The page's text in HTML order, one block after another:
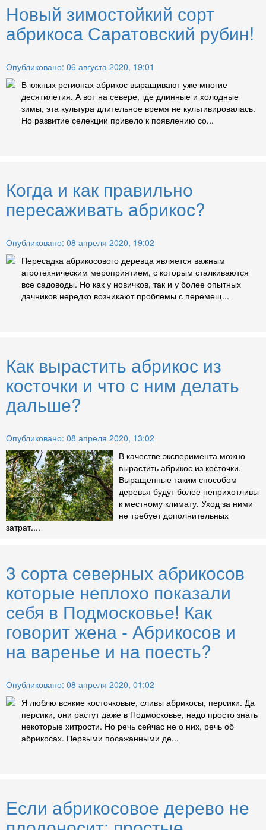
Новый зимостойкий сорт
абрикоса Саратовский рубин!
Опубликовано: 06 августа 2020, 19:01
В южных регионах абрикос выращивают уже многие
десятилетия. А вот на севере, где длинные и холодные
зимы, эта культура длительное время не культивировалась.
Но развитие селекции привело к появлению со...
Когда и как правильно
пересаживать абрикос?
Опубликовано: 08 апреля 2020, 19:02
Пересадка абрикосового деревца является важным
агротехническим мероприятием, с которым сталкиваются
все садоводы. Но как у новичков, так и у более опытных
дачников нередко возникают проблемы с перемещ...
Как вырастить абрикос из
косточки и что с ним делать
дальше?
Опубликовано: 08 апреля 2020, 13:02
В качестве эксперимента можно
вырастить абрикос из косточки.
Выращенные таким способом
деревья будут более неприхотливы
к местному климату. Уход за ними
не требует дополнительных
затрат....
3 сорта северных абрикосов
которые неплохо показали
себя в Подмосковье! Как
говорит жена - Абрикосов и
на варенье и на поесть?
Опубликовано: 08 апреля 2020, 01:02
Я люблю всякие косточковые, сливы абрикосы, персики. Да
персики, они растут даже в Подмосковье, надо просто знать
некоторые хитрости. Но речь сейчас не о них, речь об
абрикосах. Первыми посажанными де...
Если абрикосовое дерево не